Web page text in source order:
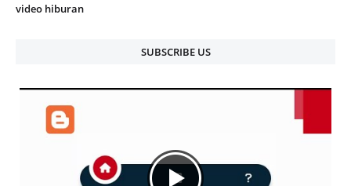
video hiburan
SUBSCRIBE US